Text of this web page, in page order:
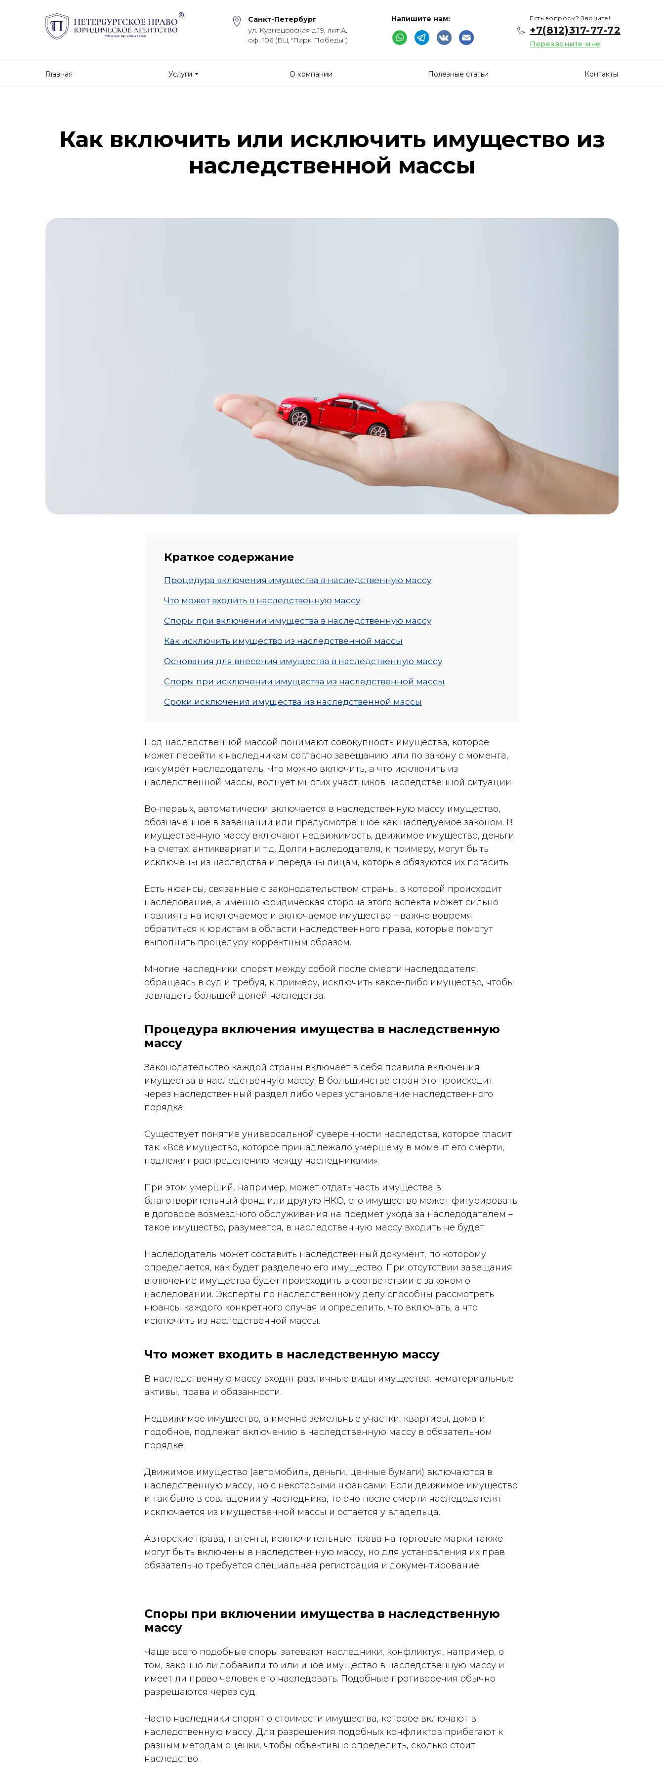
Санкт-Петербург
+7(812)317-77-72
Перезвоните мне
Есть вопросы? Звоните!
ул. Кузнецовская д.19, лит.А,
оф. 106 (БЦ "Парк Победы")
Напишите нам:
Контакты
Полезные статьи
О компании
Услуги
Главная
Как включить или исключить имущество из
наследственной массы
Краткое содержание
Процедура включения имущества в наследственную массу
Что может входить в наследственную массу
Споры при включении имущества в наследственную массу
Как исключить имущество из наследственной массы
Основания для внесения имущества в наследственную массу
Споры при исключении имущества из наследственной массы
Сроки исключения имущества из наследственной массы
Под наследственной массой понимают совокупность имущества, которое
может перейти к наследникам согласно завещанию или по закону с момента,
как умрёт наследодатель. Что можно включить, а что исключить из
наследственной массы, волнует многих участников наследственной ситуации.
Во-первых, автоматически включается в наследственную массу имущество,
обозначенное в завещании или предусмотренное как наследуемое законом. В
имущественную массу включают недвижимость, движимое имущество, деньги
на счетах, антиквариат и т.д. Долги наследодателя, к примеру, могут быть
исключены из наследства и переданы лицам, которые обязуются их погасить.
Есть нюансы, связанные с законодательством страны, в которой происходит
наследование, а именно юридическая сторона этого аспекта может сильно
повлиять на исключаемое и включаемое имущество – важно вовремя
обратиться к юристам в области наследственного права, которые помогут
выполнить процедуру корректным образом.
Многие наследники спорят между собой после смерти наследодателя,
обращаясь в суд и требуя, к примеру, исключить какое-либо имущество, чтобы
завладеть большей долей наследства.
Процедура включения имущества в наследственную
массу
Законодательство каждой страны включает в себя правила включения
имущества в наследственную массу. В большинстве стран это происходит
через наследственный раздел либо через установление наследственного
порядка.
Существует понятие универсальной суверенности наследства, которое гласит
так: «Всё имущество, которое принадлежало умершему в момент его смерти,
подлежит распределению между наследниками».
При этом умерший, например, может отдать часть имущества в
благотворительный фонд или другую НКО, его имущество может фигурировать
в договоре возмездного обслуживания на предмет ухода за наследодателем –
такое имущество, разумеется, в наследственную массу входить не будет.
Наследодатель может составить наследственный документ, по которому
определяется, как будет разделено его имущество. При отсутствии завещания
включение имущества будет происходить в соответствии с законом о
наследовании. Эксперты по наследственному делу способны рассмотреть
нюансы каждого конкретного случая и определить, что включать, а что
исключить из наследственной массы.
Что может входить в наследственную массу
В наследственную массу входят различные виды имущества, нематериальные
активы, права и обязанности.
Недвижимое имущество, а именно земельные участки, квартиры, дома и
подобное, подлежат включению в наследственную массу в обязательном
порядке.
Движимое имущество (автомобиль, деньги, ценные бумаги) включаются в
наследственную массу, но с некоторыми нюансами. Если движимое имущество
и так было в совладении у наследника, то оно после смерти наследодателя
исключается из имущественной массы и остаётся у владельца.
Авторские права, патенты, исключительные права на торговые марки также
могут быть включены в наследственную массу, но для установления их прав
обязательно требуется специальная регистрация и документирование.
Споры при включении имущества в наследственную
массу
Чаще всего подобные споры затевают наследники, конфликтуя, например, о
том, законно ли добавили то или иное имущество в наследственную массу и
имеет ли право человек его наследовать. Подобные противоречия обычно
разрешаются через суд.
Часто наследники спорят о стоимости имущества, которое включают в
наследственную массу. Для разрешения подобных конфликтов прибегают к
разным методам оценки, чтобы объективно определить, сколько стоит
наследство.